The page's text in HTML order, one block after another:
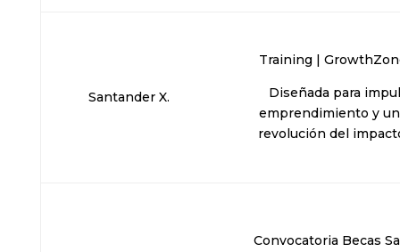
Santander X.
Training |
Diseñada para
emprendimiento y
revolución del
Convocatoria Becas